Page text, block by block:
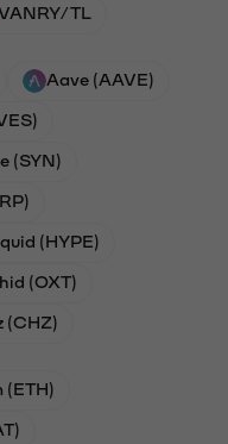
TL
Aave (AAVE)
(SYN)
(HYPE)
(OXT)
(CHZ)
(ETH)